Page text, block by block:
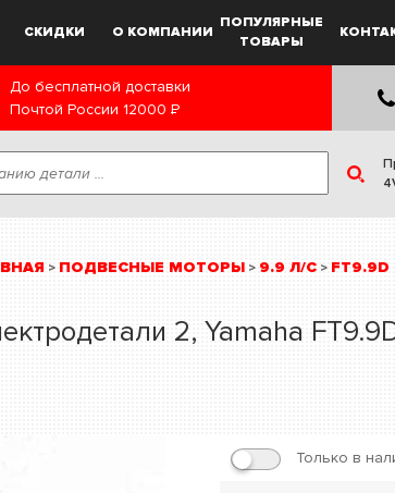
СКИДКИ О КОМПАНИИ
ПОПУЛЯРНЫЕ
ТОВАРЫ
До бесплатной доставки
Почтой России 12000 Р
> ПОДВЕСНЫЕ МОТОРЫ > 9.9 Л/С > FT9.9D
2, Yamaha
Только в